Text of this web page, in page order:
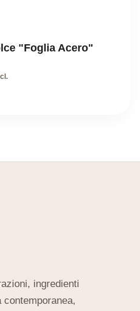
"Foglia Acero"
ingredienti